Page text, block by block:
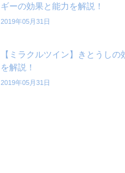
ギーの効果と能力を解説！
2019年05月31日
【ミラクルツイン】きとうしの
を解説！
2019年05月31日